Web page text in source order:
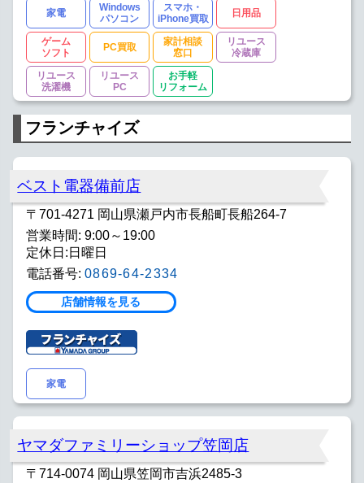
家電
Windows
パソコン
スマホ・
iPhone買取
日用品
ゲーム
ソフト
PC買取
家計相談
窓口
リユース
冷蔵庫
リユース
洗濯機
リユース
PC
お手軽
リフォーム
フランチャイズ
ベスト電器備前店
〒701-4271 岡山県瀬戸内市長船町長船264-7
営業時間: 9:00～19:00
定休日:日曜日
電話番号: 0869-64-2334
店舗情報を見る
家電
ヤマダファミリーショップ笠岡店
〒714-0074 岡山県笠岡市吉浜2485-3